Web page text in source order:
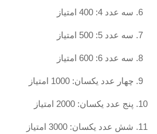
سه عدد 4: 400 امتیاز
سه عدد 5: 500 امتیاز
سه عدد 6: 600 امتیاز
چهار عدد یکسان: 1000 امتیاز
پنج عدد یکسان: 2000 امتیاز
شش عدد یکسان: 3000 امتیاز